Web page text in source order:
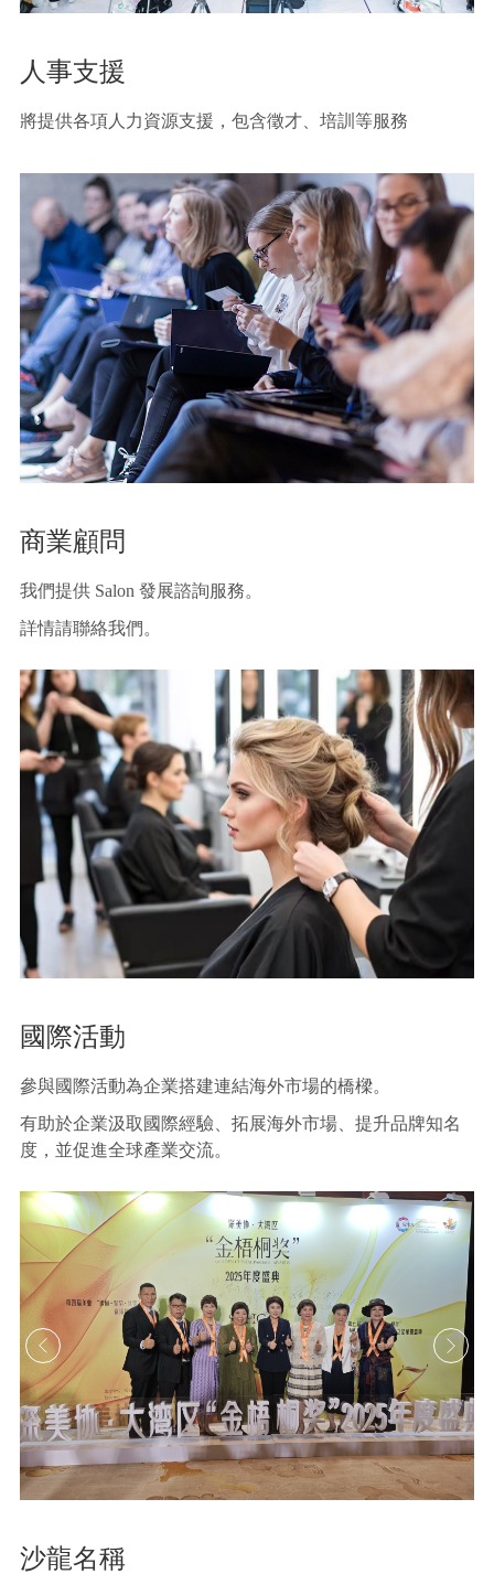
人事支援
將提供各項人力資源支援，包含徵才、培訓等服務
商業顧問
我們提供 Salon 發展諮詢服務。
詳情請聯絡我們。
國際活動
參與國際活動為企業搭建連結海外市場的橋樑。
有助於企業汲取國際經驗、拓展海外市場、提升品牌知名
度，並促進全球產業交流。
沙龍名稱